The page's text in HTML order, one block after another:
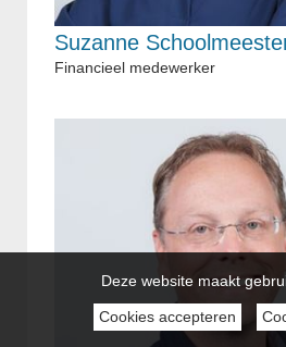
Suzanne
Financieel medewerker
Deze website maakt
Cookies accepteren